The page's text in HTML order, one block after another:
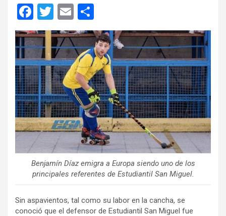
F
a
ce
b
o
o
k
T
wi
tt
er
E
m
ail
o
m
p
ar
tir
Benjamín Díaz emigra a Europa siendo uno de los
principales referentes de Estudiantil San Miguel.
Sin aspavientos, tal como su labor en la cancha, se
conoció que el defensor de Estudiantil San Miguel fue